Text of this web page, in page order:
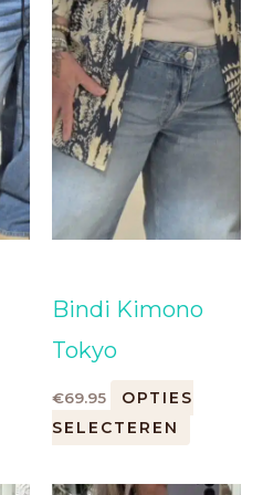
Bindi Kimono
Tokyo
€69.95
OPTIES
SELECTEREN